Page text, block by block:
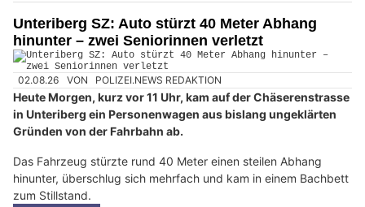
Unteriberg SZ: Auto stürzt 40 Meter Abhang
hinunter – zwei Seniorinnen verletzt
02.08.26 VON POLIZEI.NEWS REDAKTION
Heute Morgen, kurz vor 11 Uhr, kam auf der Chäserenstrasse
in Unteriberg ein Personenwagen aus bislang ungeklärten
Gründen von der Fahrbahn ab.
Das Fahrzeug stürzte rund 40 Meter einen steilen Abhang
hinunter, überschlug sich mehrfach und kam in einem Bachbett
zum Stillstand.